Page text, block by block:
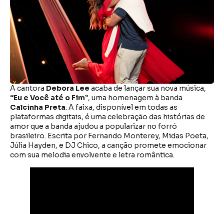
A cantora Debora Lee acaba de lançar sua nova música,
“Eu e Você até o Fim”, uma homenagem à banda
Calcinha Preta. A faixa, disponível em todas as
plataformas digitais, é uma celebração das histórias de
amor que a banda ajudou a popularizar no forró
brasileiro. Escrita por Fernando Monterey, Midas Poeta,
Júlia Hayden, e DJ Chico, a canção promete emocionar
com sua melodia envolvente e letra romântica.